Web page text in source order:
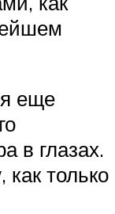
еще
в глазах.
только